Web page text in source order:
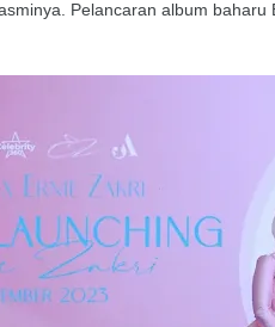
Pelancaran album baharu